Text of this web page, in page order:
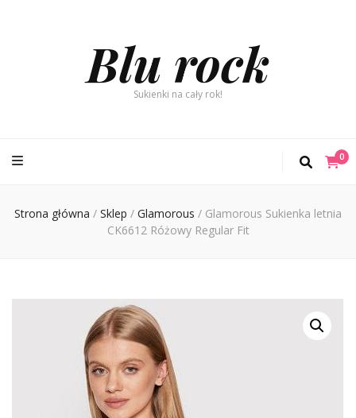
Blu rock
Sukienki na cały rok!
0
Strona główna / Sklep / Glamorous / Glamorous Sukienka letnia
CK6612 Różowy Regular Fit